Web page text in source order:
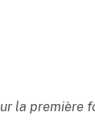
la première